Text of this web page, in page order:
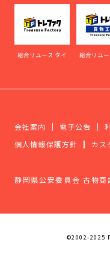
総合リユース タイ 総合リユ
会社案内 電子公告
個人情報保護方針
カス
静岡県公安委員会 古物
©2002-2025